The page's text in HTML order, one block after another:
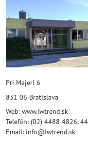
Pri Majeri 6
831 06 Bratislava
Web: www.iwtrend.sk
Telefón: (02) 4488 4826,
Email: info@iwtrend.sk